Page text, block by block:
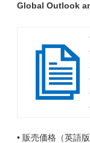
Global Outlook
• 販売価格（英語